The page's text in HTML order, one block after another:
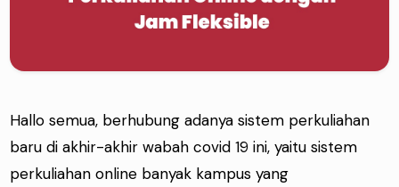
Hallo semua, berhubung adanya sistem perkuliahan
baru di akhir-akhir wabah covid 19 ini, yaitu sistem
perkuliahan online banyak kampus yang